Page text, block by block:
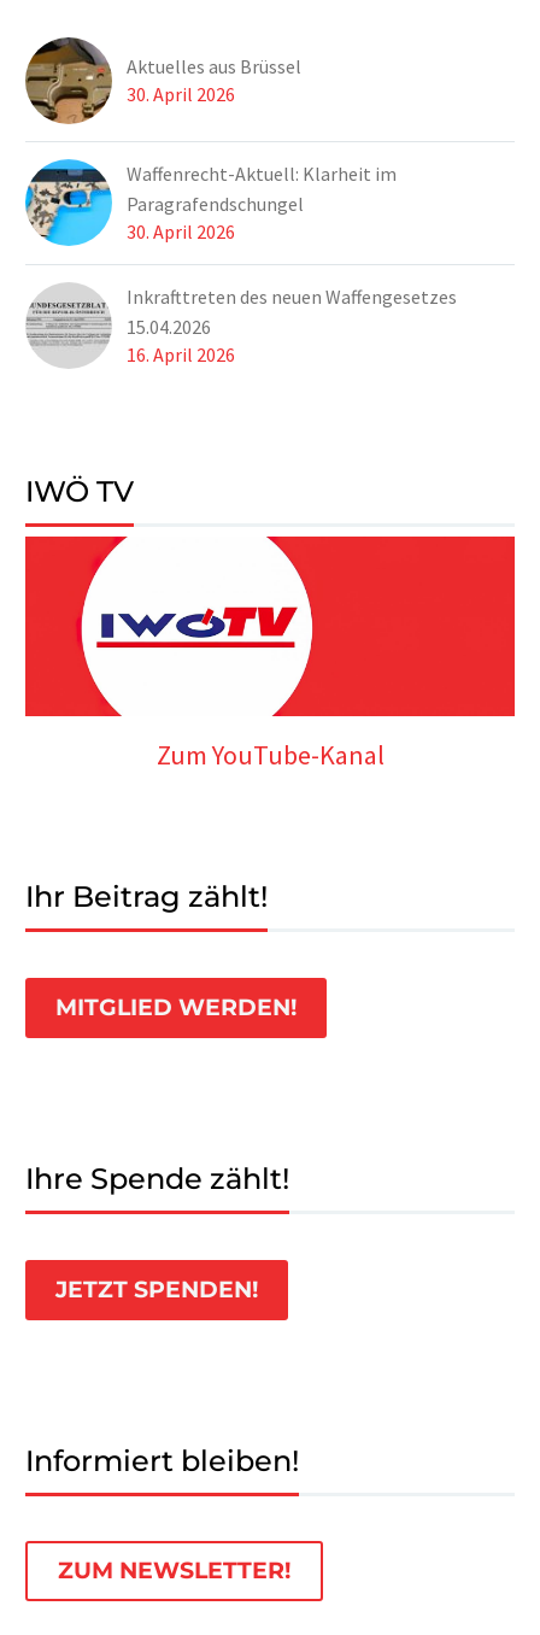
Aktuelles aus Brüssel
30. April 2026
Waffenrecht-Aktuell: Klarheit im
Paragrafendschungel
30. April 2026
Inkrafttreten des neuen Waffengesetzes
15.04.2026
16. April 2026
IWÖ TV
Zum YouTube-Kanal
Ihr Beitrag zählt!
MITGLIED WERDEN!
Ihre Spende zählt!
JETZT SPENDEN!
Informiert bleiben!
ZUM NEWSLETTER!